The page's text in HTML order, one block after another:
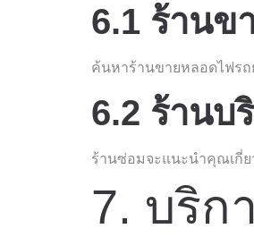
6.1 ร้านข
ค้นหาร้านขายหลอดไฟร
6.2 ร้านบ
ร้านซ่อมจะแนะนำคุณเกี่ย
7. บริก